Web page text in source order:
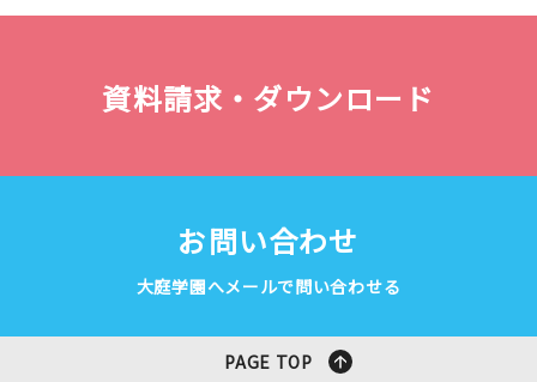
資料請求・ダウンロード
お問い合わせ
大庭学園へメールで問い合わせる
PAGE TOP